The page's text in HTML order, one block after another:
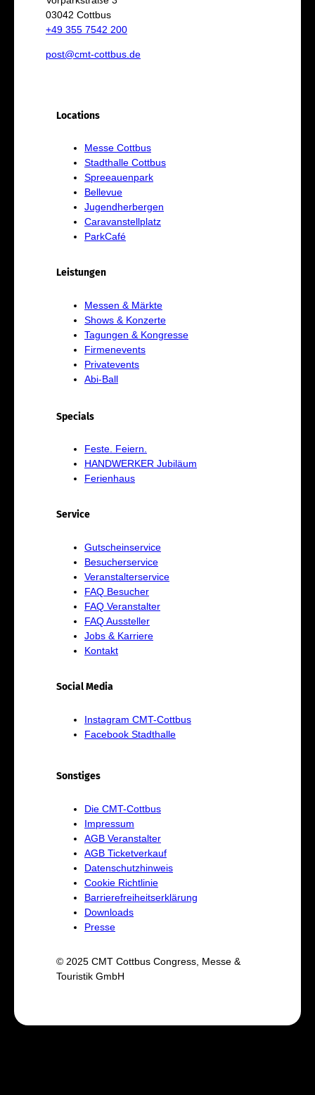
n
03042 Cottbus
+49 355 7542 200
post@cmt-cottbus.de
Locations
Messe Cottbus
Stadthalle Cottbus
Spreeauenpark
Bellevue
Jugendherbergen
Caravanstellplatz
ParkCafé
Leistungen
Messen & Märkte
Shows & Konzerte
Tagungen & Kongresse
Firmenevents
Privatevents
Abi-Ball
Specials
Feste. Feiern.
HANDWERKER Jubiläum
Ferienhaus
Service
Gutscheinservice
Besucherservice
Veranstalterservice
FAQ Besucher
FAQ Veranstalter
FAQ Aussteller
Jobs & Karriere
Kontakt
Social Media
Instagram CMT-Cottbus
Facebook Stadthalle
Sonstiges
Die CMT-Cottbus
Impressum
AGB Veranstalter
AGB Ticketverkauf
Datenschutzhinweis
Cookie Richtlinie
Barrierefreiheitserklärung
Downloads
Presse
© 2025 CMT Cottbus Congress, Messe &
Touristik GmbH